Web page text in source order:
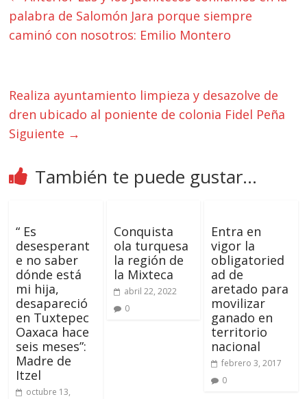
palabra de Salomón Jara porque siempre
caminó con nosotros: Emilio Montero
Realiza ayuntamiento limpieza y desazolve de
dren ubicado al poniente de colonia Fidel Peña
Siguiente →
También te puede gustar...
“ Es
desesperant
e no saber
dónde está
mi hija,
desapareció
en Tuxtepec
Oaxaca hace
seis meses”:
Madre de
Itzel
octubre 13,
Conquista
ola turquesa
la región de
la Mixteca
abril 22, 2022
0
Entra en
vigor la
obligatoried
ad de
aretado para
movilizar
ganado en
territorio
nacional
febrero 3, 2017
0